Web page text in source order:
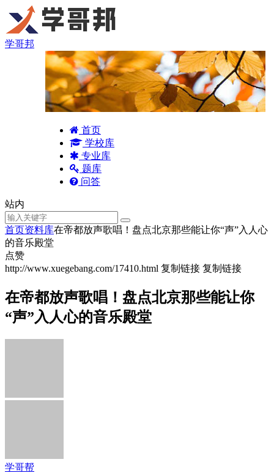
学哥邦
首页
学校库
专业库
题库
问答
站内
首页资料库在帝都放声歌唱！盘点北京那些能让你“声”入人心
的音乐殿堂
点赞
http://www.xuegebang.com/17410.html 复制链接 复制链接
在帝都放声歌唱！盘点北京那些能让你
“声”入人心的音乐殿堂
学哥帮